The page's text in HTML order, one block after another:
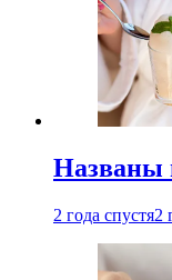
Названы
2 года спустя2